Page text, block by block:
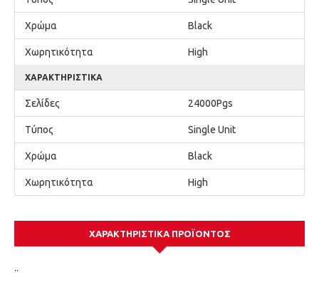
Χρώμα Black
Χωρητικότητα High
ΧΑΡΑΚΤΗΡΙΣΤΙΚΆ
Σελίδες 24000Pgs
Τύπος Single Unit
Χρώμα Black
Χωρητικότητα High
ΧΑΡΑΚΤΗΡΙΣΤΙΚΆ ΠΡΟΪΌΝΤΟΣ
..